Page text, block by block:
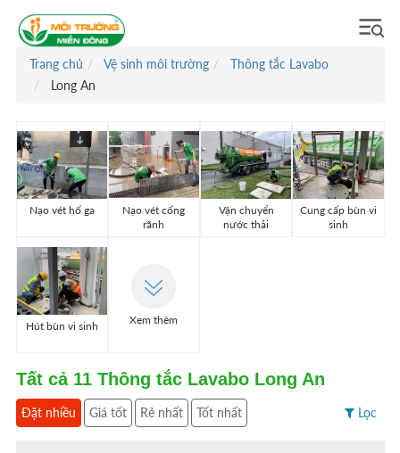
Trang chủ Vệ sinh môi trường
Thông tắc Lavabo
Long An
Nạo vét hố ga
Nạo vét cống
rãnh
Vận chuyển
nước thải
Cung cấp bùn vi
sinh
Hút bùn vi sinh Xem thêm
Tất cả 11 Thông tắc Lavabo Long An
Đặt nhiều Giá tốt Rẻ nhất Tốt nhất Lọc